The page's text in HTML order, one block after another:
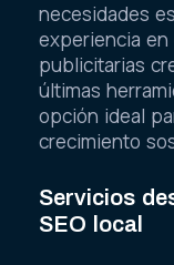
necesidades
experiencia en
publicitarias
últimas
opción ideal
crecimiento
Servicios
SEO local